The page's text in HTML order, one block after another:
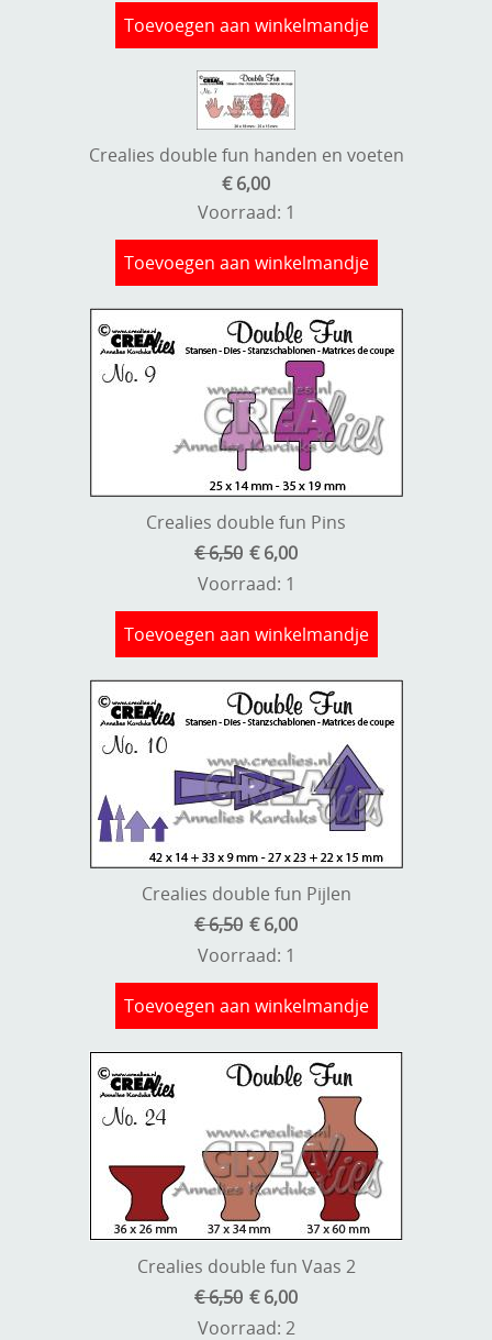
Toevoegen aan winkelmandje
Crealies double fun handen en voeten
€ 6,00
Voorraad: 1
Toevoegen aan winkelmandje
Crealies double fun Pins
€ 6,50 € 6,00
Voorraad: 1
Toevoegen aan winkelmandje
Crealies double fun Pijlen
€ 6,50 € 6,00
Voorraad: 1
Toevoegen aan winkelmandje
Crealies double fun Vaas 2
€ 6,50 € 6,00
Voorraad: 2